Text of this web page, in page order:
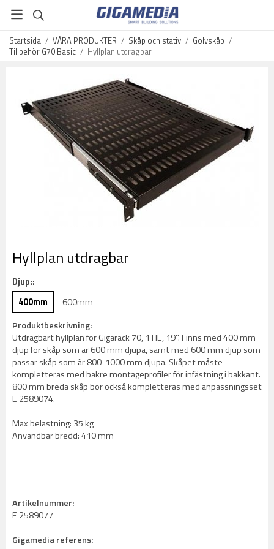
Startsida / VÅRA PRODUKTER / Skåp och stativ / Golvskåp /
Tillbehör G70 Basic / Hyllplan utdragbar
Hyllplan utdragbar
Djup::
400mm
600mm
Produktbeskrivning:
Utdragbart hyllplan för Gigarack 70, 1 HE, 19''. Finns med 400 mm
djup för skåp som är 600 mm djupa, samt med 600 mm djup som
passar skåp som är 800-1000 mm djupa. Skåpet måste
kompletteras med bakre montageprofiler för infästning i bakkant.
800 mm breda skåp bör också kompletteras med anpassningsset
E 2589074.
Max belastning: 35 kg
Användbar bredd: 410 mm
Artikelnummer:
E 2589077
Gigamedia referens: